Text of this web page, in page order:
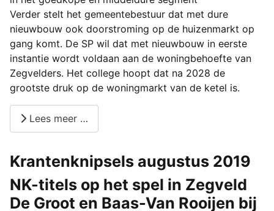
Verder stelt het gemeentebestuur dat met dure
nieuwbouw ook doorstroming op de huizenmarkt op
gang komt. De SP wil dat met nieuwbouw in eerste
instantie wordt voldaan aan de woningbehoefte van
Zegvelders. Het college hoopt dat na 2028 de
grootste druk op de woningmarkt van de ketel is.
Lees meer …
Krantenknipsels augustus 2019
NK-titels op het spel in Zegveld
De Groot en Baas-Van Rooijen bij